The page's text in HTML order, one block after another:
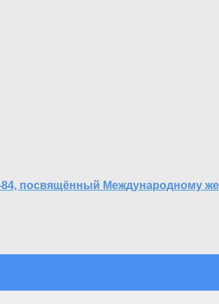
посвящённый Международному